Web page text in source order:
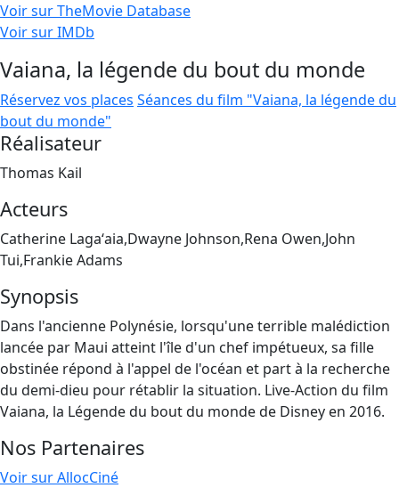
Voir sur TheMovie Database
Voir sur IMDb
Vaiana, la légende du bout du monde
Réservez vos places Séances du film "Vaiana, la légende du
bout du monde"
Réalisateur
Thomas Kail
Acteurs
Catherine Lagaʻaia,Dwayne Johnson,Rena Owen,John
Tui,Frankie Adams
Synopsis
Dans l'ancienne Polynésie, lorsqu'une terrible malédiction
lancée par Maui atteint l'île d'un chef impétueux, sa fille
obstinée répond à l'appel de l'océan et part à la recherche
du demi-dieu pour rétablir la situation. Live-Action du film
Vaiana, la Légende du bout du monde de Disney en 2016.
Nos Partenaires
Voir sur AllocCiné